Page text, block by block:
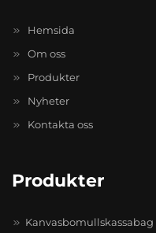
Hemsida
Om oss
Produkter
Nyheter
Kontakta oss
Produkter
Kanvasbomullskassabag